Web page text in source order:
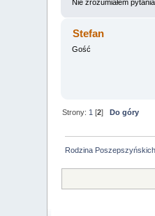
Nie zrozumiałem pytania
Stefan
Gość
Strony: 1 [2]Do góry
Rodzina